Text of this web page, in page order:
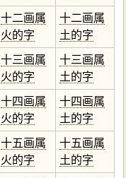
十二画属
火的字
十二画属
土的字
十三画属
火的字
十三画属
土的字
十四画属
火的字
十四画属
土的字
十五画属
火的字
十五画属
土的字